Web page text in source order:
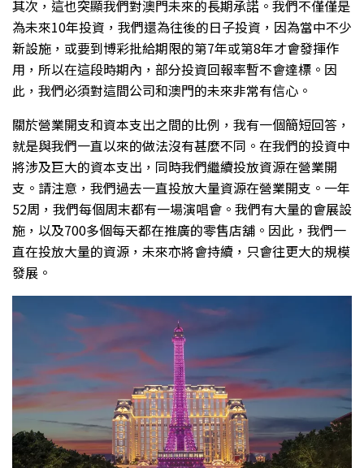
其次，這也突顯我們對澳門未來的長期承諾。我們不僅僅是
為未來10年投資，我們還為往後的日子投資，因為當中不少
新設施，或要到博彩批給期限的第7年或第8年才會發揮作
用，所以在這段時期內，部分投資回報率暫不會達標。因
此，我們必須對這間公司和澳門的未來非常有信心。
關於營業開支和資本支出之間的比例，我有一個簡短回答，
就是與我們一直以來的做法沒有甚麼不同。在我們的投資中
將涉及巨大的資本支出，同時我們繼續投放資源在營業開
支。請注意，我們過去一直投放大量資源在營業開支。一年
52周，我們每個周末都有一場演唱會。我們有大量的會展設
施，以及700多個每天都在推廣的零售店舖。因此，我們一
直在投放大量的資源，未來亦將會持續，只會往更大的規模
發展。